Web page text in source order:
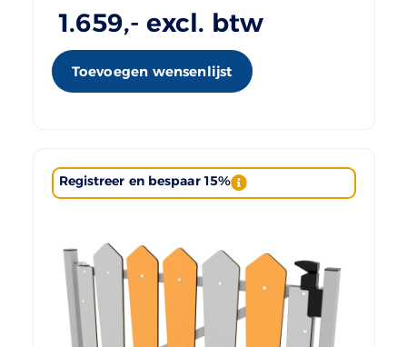
1.659,- excl. btw
Toevoegen wensenlijst
Registreer en bespaar 15%